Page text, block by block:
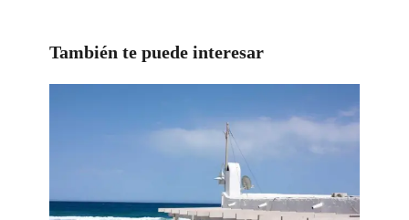
También te puede interesar